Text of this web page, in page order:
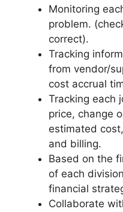
Monitoring
problem.
correct).
Tracking
from vendor/
cost accrual
Tracking each
price, change
estimated
and billing.
Based on the
of each
financial
Collaborate